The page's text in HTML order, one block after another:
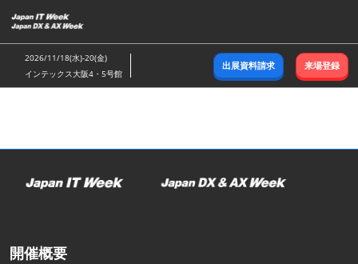
キ
ッ
し
む
2026/11/18(水)-20(金)
インテックス大阪4・5号館
出展資料請求 来場登録
開催概要